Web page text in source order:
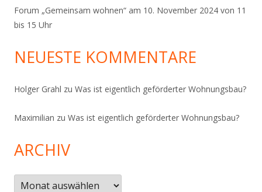
Forum „Gemeinsam wohnen“ am 10. November 2024 von 11
bis 15 Uhr
NEUESTE KOMMENTARE
Holger Grahl zu Was ist eigentlich geförderter Wohnungsbau?
Maximilian zu Was ist eigentlich geförderter Wohnungsbau?
ARCHIV
Archiv